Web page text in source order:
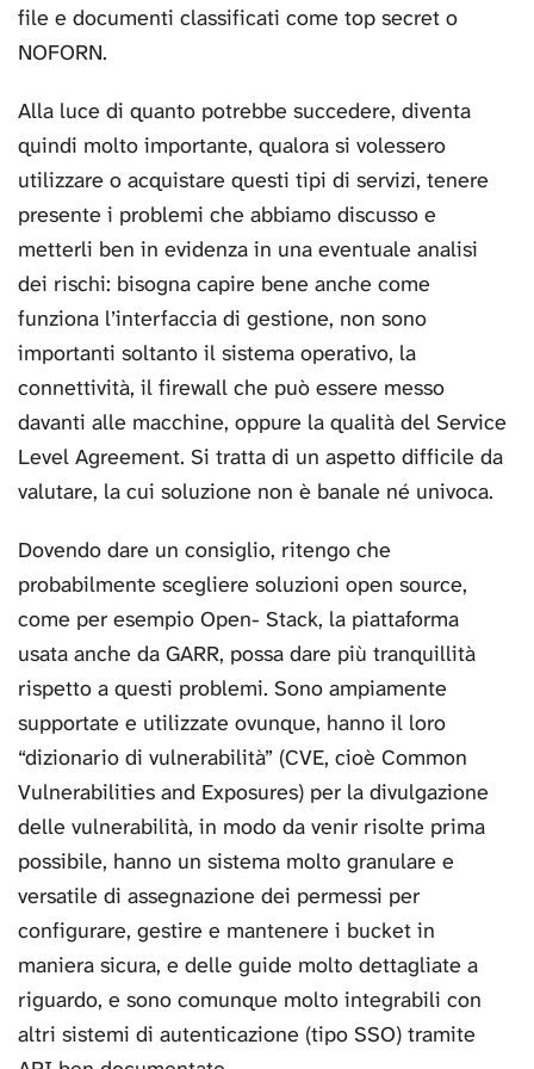
file e documenti classificati come top secret o
NOFORN.
Alla luce di quanto potrebbe succedere, diventa
quindi molto importante, qualora si volessero
utilizzare o acquistare questi tipi di servizi, tenere
presente i problemi che abbiamo discusso e
metterli ben in evidenza in una eventuale analisi
dei rischi: bisogna capire bene anche come
funziona l’interfaccia di gestione, non sono
importanti soltanto il sistema operativo, la
connettività, il firewall che può essere messo
davanti alle macchine, oppure la qualità del Service
Level Agreement. Si tratta di un aspetto difficile da
valutare, la cui soluzione non è banale né univoca.
Dovendo dare un consiglio, ritengo che
probabilmente scegliere soluzioni open source,
come per esempio Open- Stack, la piattaforma
usata anche da GARR, possa dare più tranquillità
rispetto a questi problemi. Sono ampiamente
supportate e utilizzate ovunque, hanno il loro
“dizionario di vulnerabilità” (CVE, cioè Common
Vulnerabilities and Exposures) per la divulgazione
delle vulnerabilità, in modo da venir risolte prima
possibile, hanno un sistema molto granulare e
versatile di assegnazione dei permessi per
configurare, gestire e mantenere i bucket in
maniera sicura, e delle guide molto dettagliate a
riguardo, e sono comunque molto integrabili con
altri sistemi di autenticazione (tipo SSO) tramite